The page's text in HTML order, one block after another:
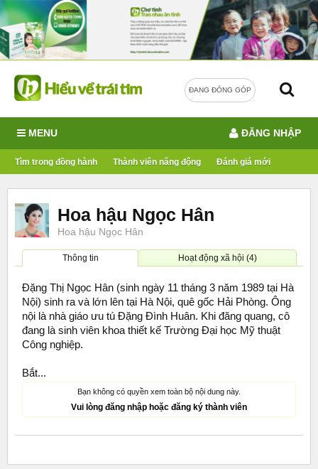
ĐANG ĐÓNG GÓP
MENU
Tìm trong đồng hành Thành viên năng động Đánh giá mới
ĐĂNG NHẬP
Hoa hậu Ngọc Hân
Hoa hậu Ngọc Hân
Thông tin Hoạt động xã hội (4)
Đặng Thị Ngọc Hân (sinh ngày 11 tháng 3 năm 1989 tại Hà
Nội) sinh ra và lớn lên tại Hà Nội, quê gốc Hải Phòng. Ông
nội là nhà giáo ưu tú Đặng Đình Huân. Khi đăng quang, cô
đang là sinh viên khoa thiết kế Trường Đại học Mỹ thuật
Công nghiệp.
Bắt...
Bạn không có quyền xem toàn bộ nội dung này.
Vui lòng đăng nhập hoặc đăng ký thành viên